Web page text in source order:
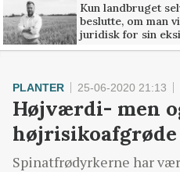
Kun landbruget
beslutte, om man
juridisk for sin
PLANTER 25-06-2020 21:13
Højværdi- men
højrisikoafgrøde
Spinatfrødyrkerne har